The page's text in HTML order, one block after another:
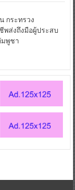
กระทรวง
พส่งถึงมือผู้ประสบ
พูชา